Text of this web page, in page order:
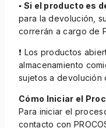
▪ Si el producto es
para la devolución,
correrán a cargo de
❗ Los productos
almacenamiento
sujetos a devolución
Cómo Iniciar el
Para iniciar el
contacto con